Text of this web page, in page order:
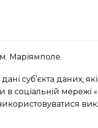
Маріямполе.
суб’єкта даних,
в соціальній мережі